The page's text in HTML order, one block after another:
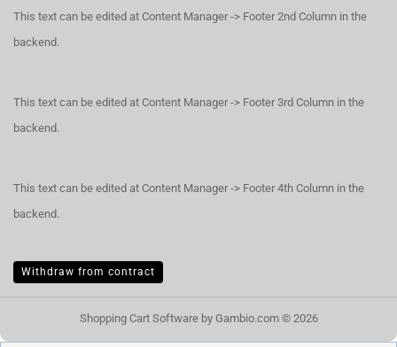
This text can be edited at Content Manager -> Footer 2nd Column in the
backend.
This text can be edited at Content Manager -> Footer 3rd Column in the
backend.
This text can be edited at Content Manager -> Footer 4th Column in the
backend.
Withdraw from contract
Shopping Cart Softwareby Gambio.com © 2026